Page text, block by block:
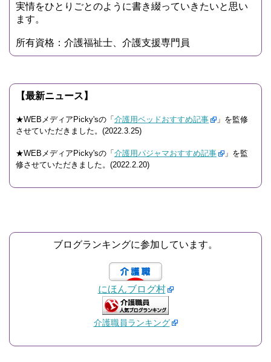
実情をひとりごとのように書き綴っていきたいと思い
ます。
所有資格：介護福祉士、介護支援専門員
【最新ニュース】
★WEBメディアPicky'sの「 介護用ベッドおすすめ記事
」を監修
させていただきました。(2022.3.25)
★WEBメディアPicky'sの「 介護用パジャマおすすめ記事
」を監
修させていただきました。(2022.2.20)
ブログランキングに参加しています。
にほんブログ村
介護職員ランキング